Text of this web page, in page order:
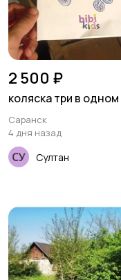
2 500 ₽
коляска три в одном
Саранск
4 дня назад
Султан